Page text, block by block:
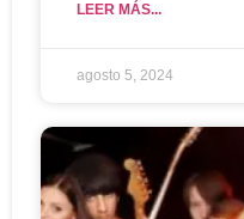
LEER MÁS...
agosto 5, 2024